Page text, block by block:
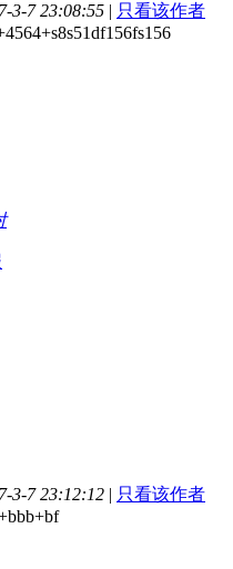
3-7 23:08:55 | 只看该作者
3-7 23:12:12 | 只看该作者